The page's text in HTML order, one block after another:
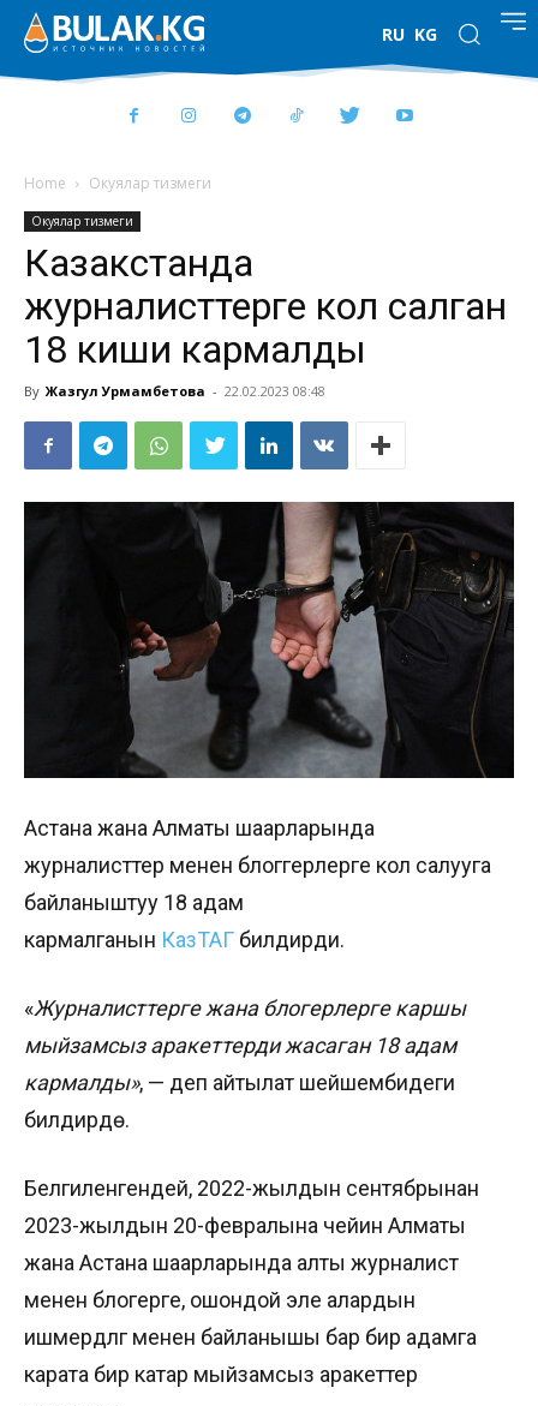
RU KG
Home Окуялар тизмеги
Окуялар тизмеги
Казакстанда
журналисттерге кол салган
18 киши кармалды
By Жазгул Урмамбетова - 22.02.2023 08:48
Астана жана Алматы шаарларында
журналисттер менен блоггерлерге кол салууга
байланыштуу 18 адам
кармалганын КазТАГ билдирди.
«Журналисттерге жана блогерлерге каршы
мыйзамсыз аракеттерди жасаган 18 адам
кармалды», — деп айтылат шейшембидеги
билдирүүдө.
Белгиленгендей, 2022-жылдын сентябрынан
2023-жылдын 20-февралына чейин Алматы
жана Астана шаарларында алты журналист
менен блогерге, ошондой эле алардын
ишмердүүлүгү менен байланышы бар бир адамга
карата бир катар мыйзамсыз аракеттер